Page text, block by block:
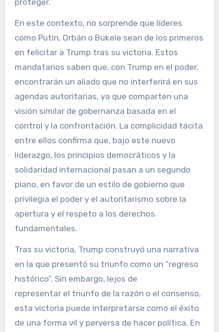
proteger.
En este contexto, no sorprende que líderes
como Putin, Orbán o Bukele sean de los primeros
en felicitar a Trump tras su victoria. Estos
mandatarios saben que, con Trump en el poder,
encontrarán un aliado que no interferirá en sus
agendas autoritarias, ya que comparten una
visión similar de gobernanza basada en el
control y la confrontación. La complicidad tácita
entre ellos confirma que, bajo este nuevo
liderazgo, los principios democráticos y la
solidaridad internacional pasan a un segundo
plano, en favor de un estilo de gobierno que
privilegia el poder y el autoritarismo sobre la
apertura y el respeto a los derechos
fundamentales.
Tras su victoria, Trump construyó una narrativa
en la que presentó su triunfo como un “regreso
histórico”. Sin embargo, lejos de
representar el triunfo de la razón o el consenso,
esta victoria puede interpretarse como el éxito
de una forma vil y perversa de hacer política. En